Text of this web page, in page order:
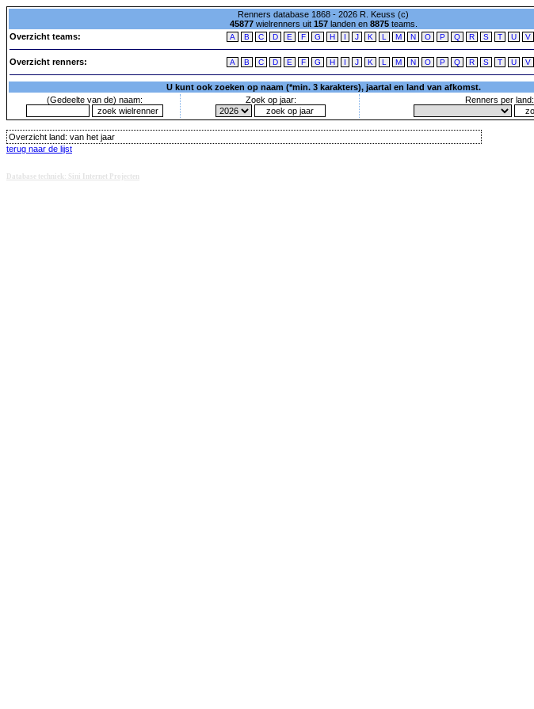
Renners database 1868 - 2026 R. Keuss (c)
45877wielrenners uit 157landen en 8875teams.
Overzicht teams:
A B C D E F G H I J K L M N O P Q R S T U V
Overzicht renners: A B C D E F G H I J K L M N O P Q R S T U V
U kunt ook zoeken op naam (*min. 3 karakters), jaartal en land van afkomst.
(Gedeelte van de) naam:
Zoek op jaar: Renners per land:
Overzicht land: van het jaar
terug naar de lijst
Database techniek: Sini Internet Projecten